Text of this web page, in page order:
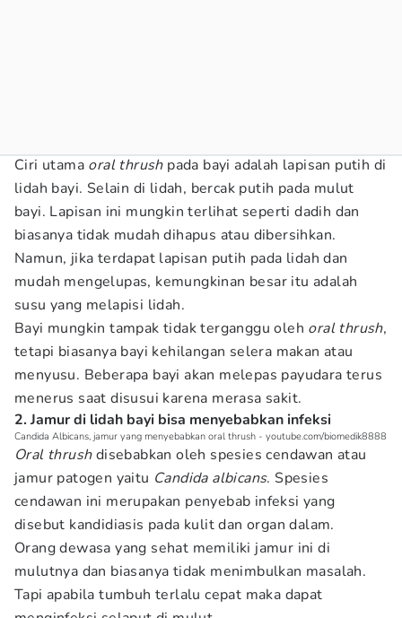
Ciri utama oral thrushpada bayi adalah lapisan putih di
lidah bayi. Selain di lidah, bercak putih pada mulut
bayi. Lapisan ini mungkin terlihat seperti dadih dan
biasanya tidak mudah dihapus atau dibersihkan.
Namun, jika terdapat lapisan putih pada lidah dan
mudah mengelupas, kemungkinan besar itu adalah
susu yang melapisi lidah.
Bayi mungkin tampak tidak terganggu oleh oral thrush,
tetapi biasanya bayi kehilangan selera makan atau
menyusu. Beberapa bayi akan melepas payudara terus
menerus saat disusui karena merasa sakit.
2. Jamur di lidah bayi bisa menyebabkan infeksi
Candida Albicans, jamur yang menyebabkan oral thrush - youtube.com/biomedik8888
Oral thrushdisebabkan oleh spesies cendawan atau
jamur patogen yaitu Candida albicans. Spesies
cendawan ini merupakan penyebab infeksi yang
disebut kandidiasis pada kulit dan organ dalam.
Orang dewasa yang sehat memiliki jamur ini di
mulutnya dan biasanya tidak menimbulkan masalah.
Tapi apabila tumbuh terlalu cepat maka dapat